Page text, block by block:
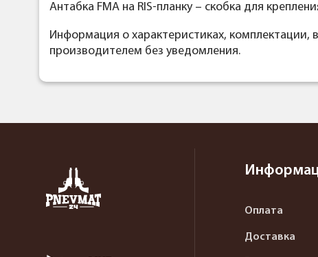
Антабка FMA на RIS-планку – скобка для
Информация о характеристиках, комплектации,
производителем без уведомления.
Оплата
Доставка